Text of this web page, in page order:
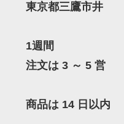
三鷹市井
週間
3 ～ 5 営
日以内